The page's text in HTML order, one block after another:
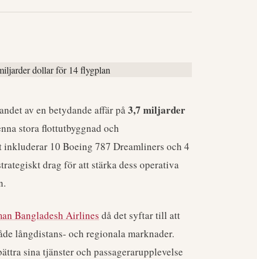
av en betydande affär på3,7 miljarder
stora flottutbyggnad och
10 Boeing 787 Dreamliners och 4
drag för att stärka dess operativa
Bangladesh Airlines då det syftar till att
långdistans- och regionala marknader.
sina tjänster och passagerarupplevelse